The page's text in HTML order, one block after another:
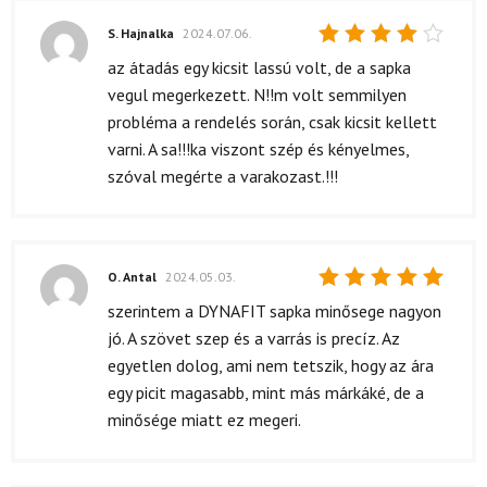
Értékelés:
4
S. Hajnalka 2024.07.06.
az átadás egy kicsit lassú volt, de a sapka
vegul megerkezett. N!!m volt semmilyen
probléma a rendelés során, csak kicsit kellett
varni. A sa!!!ka viszont szép és kényelmes,
szóval megérte a varakozast.!!!
Értékelés:
/ 5
O. Antal 2024.05.03.
szerintem a DYNAFIT sapka minősege nagyon
jó. A szövet szep és a varrás is precíz. Az
egyetlen dolog, ami nem tetszik, hogy az ára
egy picit magasabb, mint más márkáké, de a
minősége miatt ez megeri.